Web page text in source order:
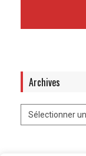
Archives